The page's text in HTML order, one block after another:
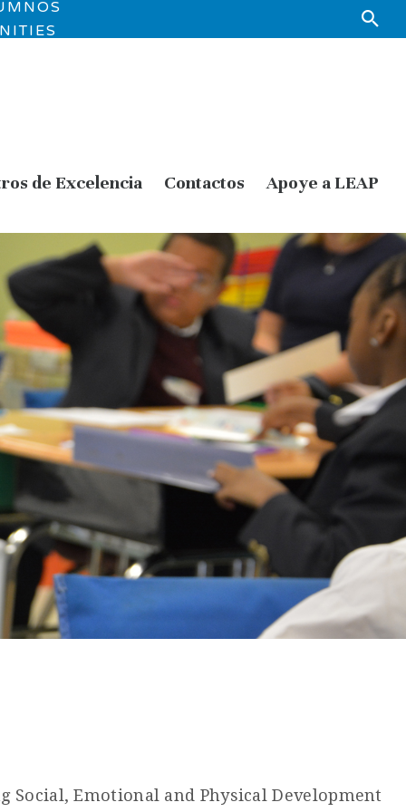
de Excelencia Contactos Apoye a LEAP
Social, Emotional and Physical Development